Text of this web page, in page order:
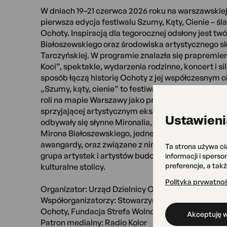
Ta strona używa
informacji i
preferencje, a
Polityka
Akceptuję
W dniach 19–21 czerwca 2026 roku na
pierwsza edycja festiwalu Szumy, Kąty, Cienie –
Ochoty. Inspiracją dla tegorocznej odsłony jest
Białoszewskiego oraz środowiska artystycznego
Tarczyńskiej. W programie znalazła się
Koci”, spektakle, wydarzenia rodzinne, koncert i
sposób łączą historię Ochoty z jej współczesnym
„Szumy, kąty, cienie” to festiwal, dzięki któremu
roli na mapie Warszawy jako przestrzeni
sprzyjającej artystycznym eksperymentom. W
odbywały się słynne Mironalia, oczywistym
Mirona Białoszewskiego, jednego z
awangardy, oraz związane z nim miejsce – Teatr
grupa artystek i artystów budowała w latach 50.-
kulturalne stolicy.
Organizator: Urząd Dzielnicy Ochota m. st.
Współorganizatorzy: Stowarzyszenie Scena 96,
Ochoty, Fundacja Strefa WolnoSłowa, Teatr
Patron medialny: Radio Kolor